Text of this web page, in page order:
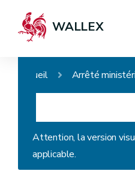
WALLEX
Accueil
Attention, la version
applicable.